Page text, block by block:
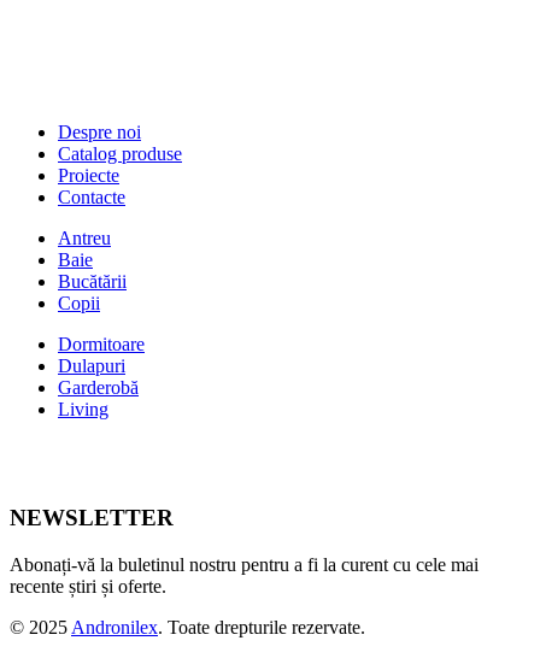
Despre noi
Catalog produse
Proiecte
Contacte
Antreu
Baie
Bucătării
Copii
Dormitoare
Dulapuri
Garderobă
Living
NEWSLETTER
Abonați-vă la buletinul nostru pentru a fi la curent cu cele mai
recente știri și oferte.
© 2025 Andronilex. Toate drepturile rezervate.